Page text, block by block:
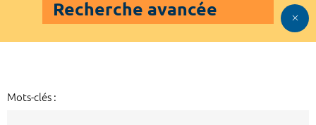
Recherche avancée
Mots-clés :